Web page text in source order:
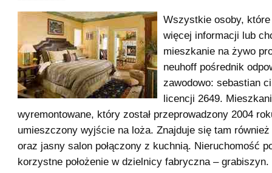
Wszystkie osoby,
więcej informacji lub
mieszkanie na żywo
neuhoff pośrednik
zawodowo: sebastian
licencji 2649.
wyremontowane, który został przeprowadzony 2004
umieszczony wyjście na loża. Znajduje się tam
oraz jasny salon połączony z kuchnią. Nieruchomość
korzystne położenie w dzielnicy fabryczna – grabiszyn.